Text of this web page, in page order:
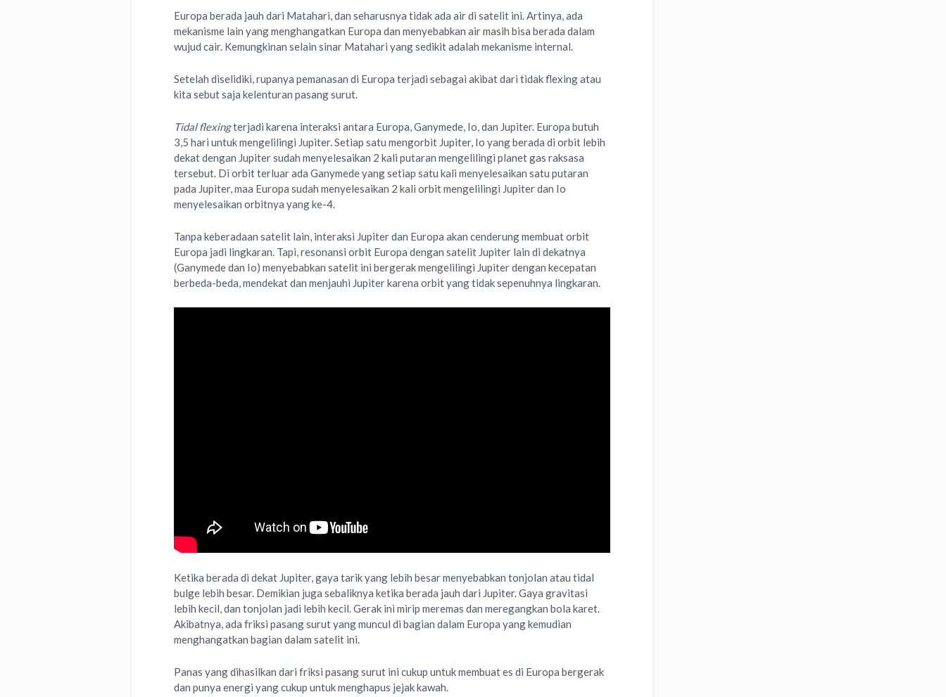
Europa berada jauh dari Matahari, dan seharusnya tidak ada air di satelit ini. Artinya, ada
mekanisme lain yang menghangatkan Europa dan menyebabkan air masih bisa berada dalam
wujud cair. Kemungkinan selain sinar Matahari yang sedikit adalah mekanisme internal.
Setelah diselidiki, rupanya pemanasan di Europa terjadi sebagai akibat dari tidak flexing atau
kita sebut saja kelenturan pasang surut.
Tidal flexingterjadi karena interaksi antara Europa, Ganymede, Io, dan Jupiter. Europa butuh
3,5 hari untuk mengelilingi Jupiter. Setiap satu mengorbit Jupiter, Io yang berada di orbit lebih
dekat dengan Jupiter sudah menyelesaikan 2 kali putaran mengelilingi planet gas raksasa
tersebut. Di orbit terluar ada Ganymede yang setiap satu kali menyelesaikan satu putaran
pada Jupiter, maa Europa sudah menyelesaikan 2 kali orbit mengelilingi Jupiter dan Io
menyelesaikan orbitnya yang ke-4.
Tanpa keberadaan satelit lain, interaksi Jupiter dan Europa akan cenderung membuat orbit
Europa jadi lingkaran. Tapi, resonansi orbit Europa dengan satelit Jupiter lain di dekatnya
(Ganymede dan Io) menyebabkan satelit ini bergerak mengelilingi Jupiter dengan kecepatan
berbeda-beda, mendekat dan menjauhi Jupiter karena orbit yang tidak sepenuhnya lingkaran.
Ketika berada di dekat Jupiter, gaya tarik yang lebih besar menyebabkan tonjolan atau tidal
bulge lebih besar. Demikian juga sebaliknya ketika berada jauh dari Jupiter. Gaya gravitasi
lebih kecil, dan tonjolan jadi lebih kecil. Gerak ini mirip meremas dan meregangkan bola karet.
Akibatnya, ada friksi pasang surut yang muncul di bagian dalam Europa yang kemudian
menghangatkan bagian dalam satelit ini.
Panas yang dihasilkan dari friksi pasang surut ini cukup untuk membuat es di Europa bergerak
dan punya energi yang cukup untuk menghapus jejak kawah.